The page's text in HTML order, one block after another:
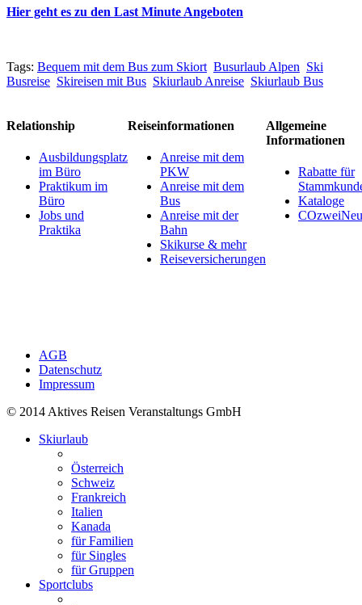
Hier geht es zu den Last Minute Angeboten
Tags: Bequem mit dem Bus zum Skiort Busurlaub Alpen Ski
Busreise Skireisen mit Bus Skiurlaub Anreise Skiurlaub Bus
Relationship
Ausbildungsplatz
im Büro
Praktikum im
Büro
Jobs und
Praktika
Reiseinformationen
Anreise mit dem
PKW
Anreise mit dem
Bus
Anreise mit der
Bahn
Skikurse & mehr
Reiseversicherungen
Allgemeine
Informationen
Rabatte für
Kataloge
AGB
Datenschutz
Impressum
© 2014 Aktives Reisen Veranstaltungs GmbH
Skiurlaub
Österreich
Schweiz
Frankreich
Italien
Kanada
für Familien
für Singles
für Gruppen
Sportclubs